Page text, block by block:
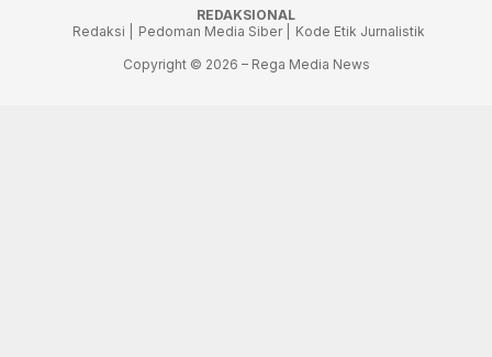
REDAKSIONAL
Redaksi |
Pedoman Media Siber |
Kode Etik Jurnalistik
Copyright © 2026 – Rega Media News